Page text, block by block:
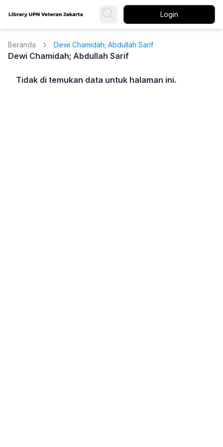
Login
Beranda Dewi Chamidah; Abdullah Sarif
Dewi Chamidah; Abdullah Sarif
Tidak di temukan data untuk halaman ini.